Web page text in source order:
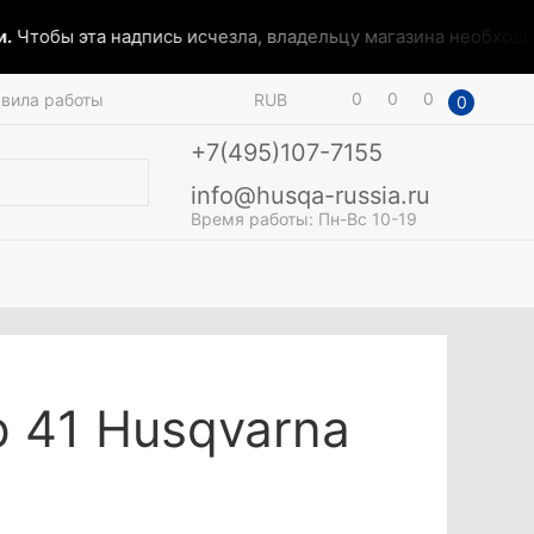
эта надпись исчезла, владельцу магазина
работы RUB 0 0 0 0
+7(495)107-7155
info@husqa-russia.ru
Время работы: Пн-Вс 10-19
Husqvarna